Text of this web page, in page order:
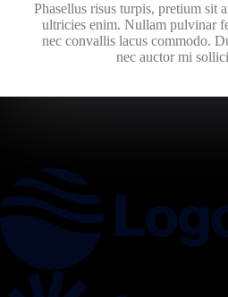
Phasellus risus turpis, pretium sit
ultricies enim. Nullam pulvinar
nec convallis lacus commodo.
nec auctor mi